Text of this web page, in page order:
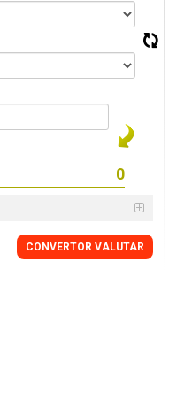
CONVERTOR VALUTAR